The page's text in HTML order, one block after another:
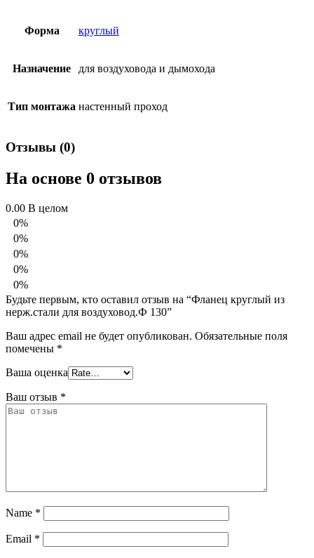
Форма круглый
Назначение для воздуховода и дымохода
Тип монтажа настенный проход
Отзывы (0)
На основе 0 отзывов
0.00 В целом
0%
0%
0%
0%
0%
Будьте первым, кто оставил отзыв на “Фланец круглый из
нерж.стали для воздуховод.Ф 130”
Ваш адрес email не будет опубликован. Обязательные поля
помечены *
Ваша оценка
Ваш отзыв *
Name *
Email *